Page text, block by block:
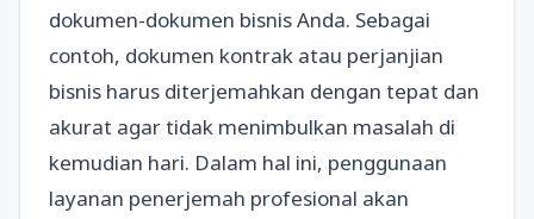
dokumen-dokumen bisnis Anda. Sebagai
contoh, dokumen kontrak atau perjanjian
bisnis harus diterjemahkan dengan tepat dan
akurat agar tidak menimbulkan masalah di
kemudian hari. Dalam hal ini, penggunaan
layanan penerjemah profesional akan